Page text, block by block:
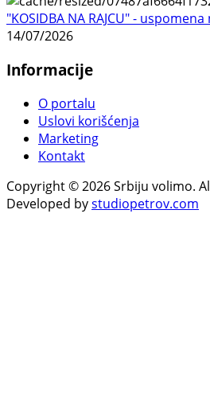
"KOSIDBA NA RAJCU" -
14/07/2026
Informacije
O portalu
Uslovi korišćenja
Marketing
Kontakt
Copyright © 2026 Srbiju volimo.
Developed bystudiopetrov.com